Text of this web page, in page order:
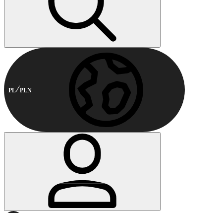
PL PLN